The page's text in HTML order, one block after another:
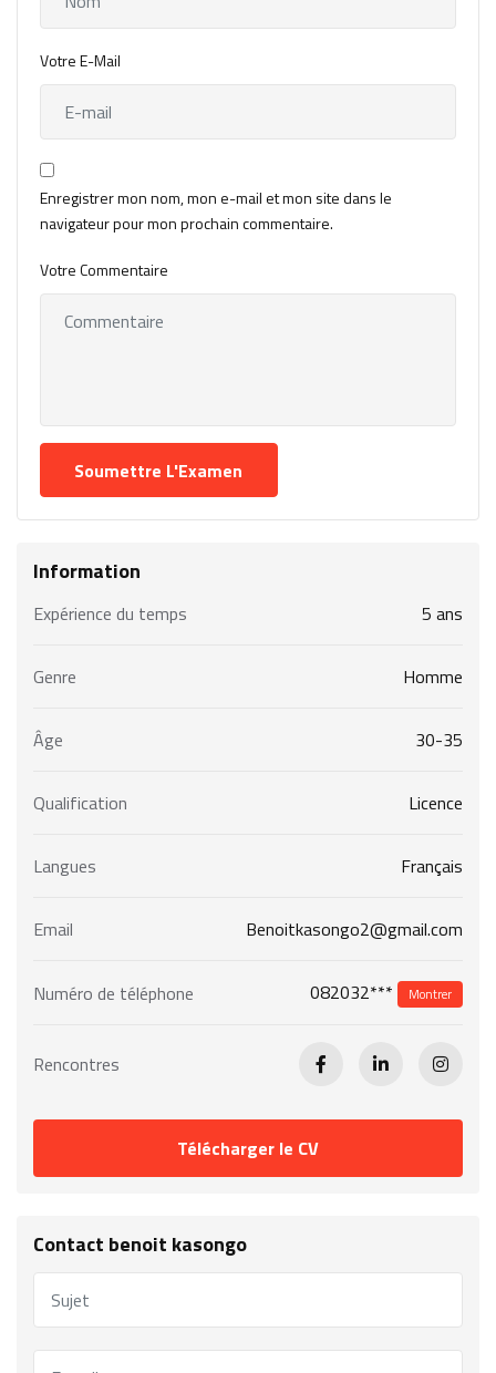
Votre E-Mail
Enregistrer mon nom, mon e-mail et mon site dans le
navigateur pour mon prochain commentaire.
Votre Commentaire
Information
Expérience du temps 5 ans
Genre Homme
Âge 30-35
Qualification Licence
Langues Français
Email Benoitkasongo2@gmail.com
Numéro de téléphone 082032*** Montrer
Rencontres
Télécharger le CV
Contact benoit kasongo